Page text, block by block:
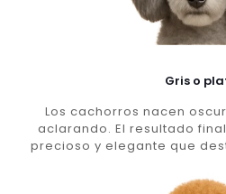
Gris o
Los cachorros nacen
aclarando. El resultado
precioso y elegante que